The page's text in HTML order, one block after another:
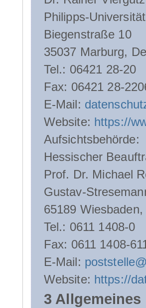
Philipps-
Biegenstraße 10
35037 Marburg,
Tel.: 06421 28-20
Fax: 06421 28-
E-Mail:
Website: https://
Aufsichtsbehörde:
Hessischer
Prof. Dr. Michael
Gustav-
65189
Tel.: 0611 1408-0
Fax: 0611 1408-
E-Mail:
Website: https://
3